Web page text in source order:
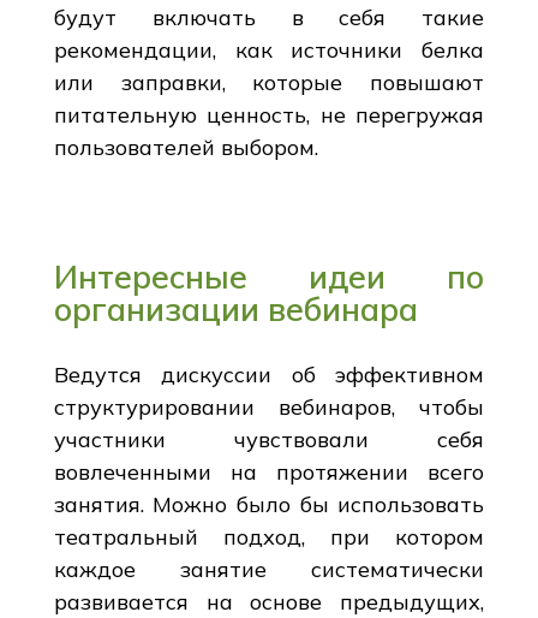
будут включать в себя такие
рекомендации, как источники белка
или заправки, которые повышают
питательную ценность, не перегружая
пользователей выбором.
Интересные идеи по
организации вебинара
Ведутся дискуссии об эффективном
структурировании вебинаров, чтобы
участники чувствовали себя
вовлеченными на протяжении всего
занятия. Можно было бы использовать
театральный подход, при котором
каждое занятие систематически
развивается на основе предыдущих,